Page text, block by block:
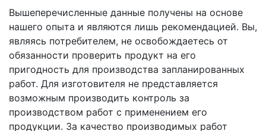
Вышеперечисленные данные получены на основе
нашего опыта и являются лишь рекомендацией. Вы,
являясь потребителем, не освобождаетесь от
обязанности проверить продукт на его
пригодность для производства запланированных
работ. Для изготовителя не представляется
возможным производить контроль за
производством работ с применением его
продукции. За качество производимых работ